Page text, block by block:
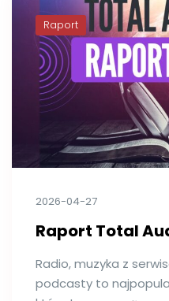
Raport
2026-04-27
Raport Total
Radio, muzyka z
podcasty to